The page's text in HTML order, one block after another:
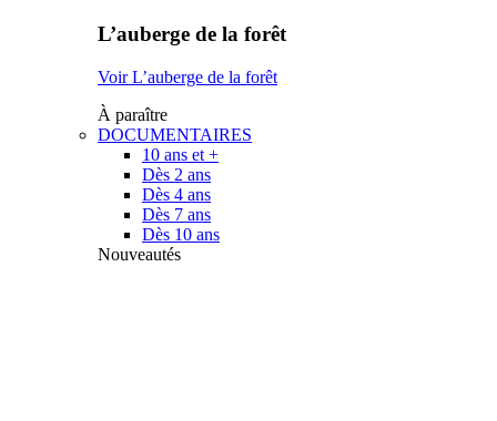
L’auberge de la forêt
Voir L’auberge de la forêt
À paraître
DOCUMENTAIRES
10 ans et +
Dès 2 ans
Dès 4 ans
Dès 7 ans
Dès 10 ans
Nouveautés